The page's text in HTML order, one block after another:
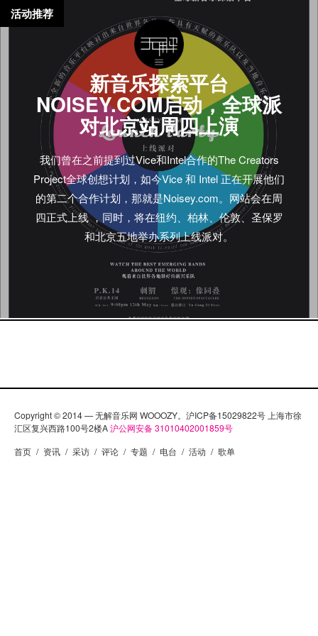
新音乐探索平台
NOISEY.COM启动，全球派
对北京站周四上演
我们曾在之前提到过Vice和Intel合作的The Creators
Project全球创想计划，如今Vice 和 Intel 正在开展他们
的第二个合作计划，那就是Noisey.com。网站会在周
四正式上线 ，同时，将在纽约、柏林、伦敦、圣保罗
和北京五地举办系列上线派对。
活动推荐
Copyright © 2014 — 无解音乐网 WOOOZY。沪ICP备15029822号 上海市徐
汇区复兴西路100号2楼A沪公网安备 31010402001859号
首页 / 资讯 / 采访 / 评论 / 专题 / 电台 / 活动 / 歌单